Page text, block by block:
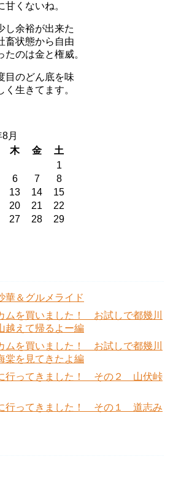
くないね。
し余裕が出来た
畜状態から自由
のは金と権威。
目のどん底を味
生きてます。
月
木 金
土
1
6 7
8
13 14
15
20 21
22
27 28
29
華＆グルメライド
ムを買いました！ お試しで都幾川
えて帰るよー編
ムを買いました！ お試しで都幾川
を見てきたよ編
行ってきました！ その２ 山伏峠
行ってきました！ その１ 道志み